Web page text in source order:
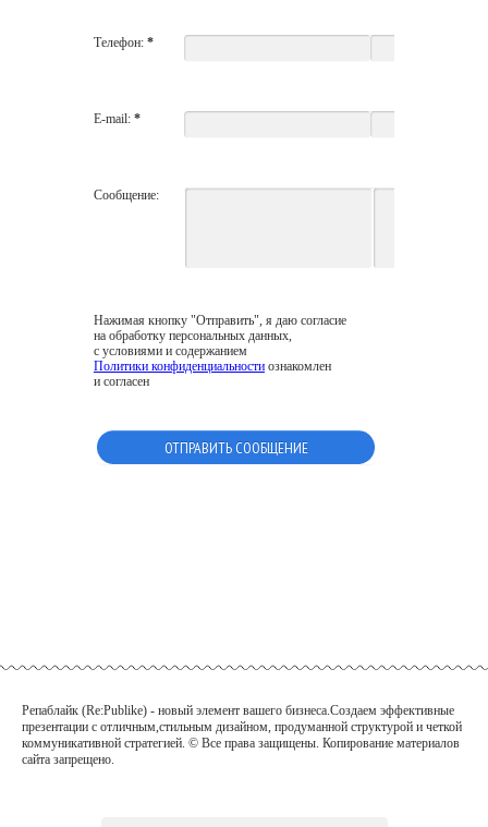
Телефон: *
E-mail: *
Сообщение:
Нажимая кнопку "Отправить", я даю согласие
на обработку персональных данных,
с условиями и содержанием
Политики конфиденциальности ознакомлен
и согласен
Репаблайк (Re:Publike) - новый элемент вашего бизнеса.Создаем эффективные
презентации с отличным,стильным дизайном, продуманной структурой и четкой
коммуникативной стратегией. © Все права защищены. Копирование материалов
сайта запрещено.